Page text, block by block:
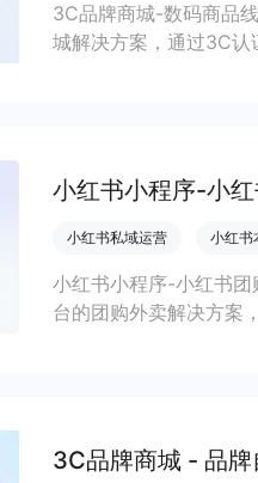
3C品牌商城-数码商品
城解决方案，通过3C认
小红书小程序-小
小红书私域运营 小红书
小红书小程序-小红书
台的团购外卖解决方案
3C品牌商城 - 品